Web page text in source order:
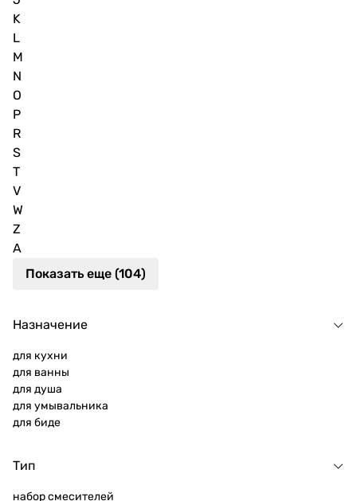
K
L
M
N
O
P
R
S
T
V
W
Z
А
Показать еще (104)
Назначение
для кухни
для ванны
для душа
для умывальника
для биде
Тип
набор смесителей